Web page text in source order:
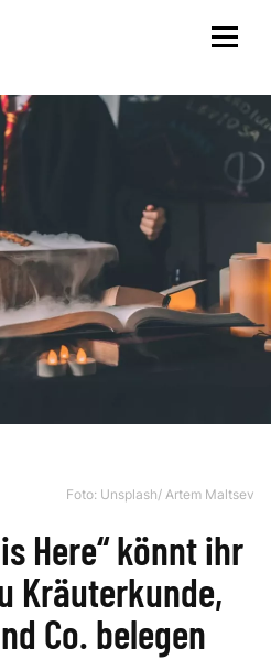
Foto: Unsplash/ Artem Maltsev
Here“ könnt ihr
Kräuterkunde,
Co. belegen